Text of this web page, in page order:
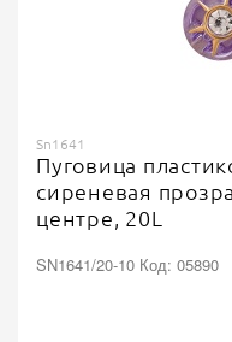
Sn1641
Пуговица
сиреневая
центре, 20L
SN1641/20-10 Код: 05890